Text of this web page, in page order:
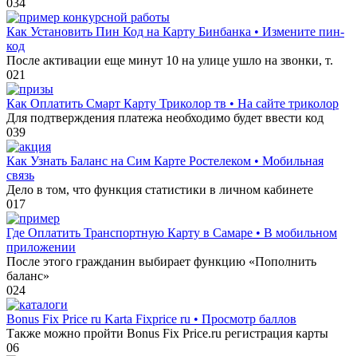
034
Как Установить Пин Код на Карту Бинбанка • Измените пин-
код
После активации еще минут 10 на улице ушло на звонки, т.
021
Как Оплатить Смарт Карту Триколор тв • На сайте триколор
Для подтверждения платежа необходимо будет ввести код
039
Как Узнать Баланс на Сим Карте Ростелеком • Мобильная
связь
Дело в том, что функция статистики в личном кабинете
017
Где Оплатить Транспортную Карту в Самаре • В мобильном
приложении
После этого гражданин выбирает функцию «Пополнить
баланс»
024
Bonus Fix Price ru Karta Fixprice ru • Просмотр баллов
Также можно пройти Bonus Fix Price.ru регистрация карты
06